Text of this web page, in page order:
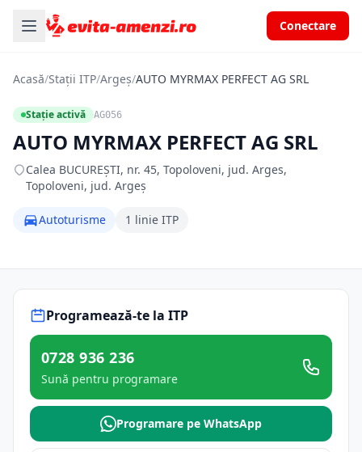
Conectare
Acasă/Stații ITP/Argeș/AUTO MYRMAX PERFECT AG SRL
Stație activă AG056
AUTO MYRMAX PERFECT AG SRL
Calea BUCUREŞTI, nr. 45, Topoloveni, jud. Arges,
Topoloveni, jud. Argeș
Autoturisme 1 linie ITP
Programează-te la ITP
0728 936 236
Sună pentru programare
Programare pe WhatsApp